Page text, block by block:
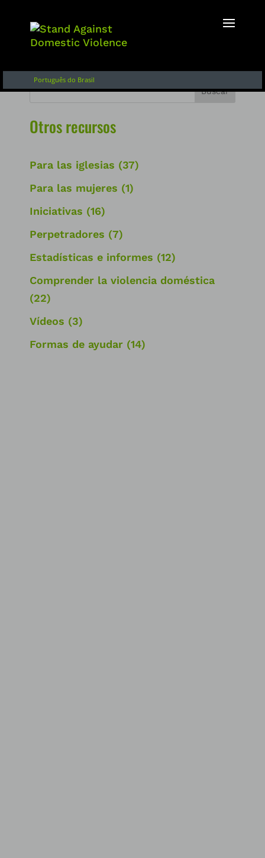
Buscar
Otros recursos
Para las iglesias (37)
Para las mujeres (1)
Iniciativas (16)
Perpetradores (7)
Estadísticas e informes (12)
Comprender la violencia doméstica
(22)
Vídeos (3)
Formas de ayudar (14)
Français
Português do Brasil